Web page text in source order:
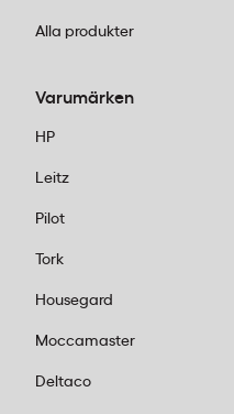
Alla produkter
Varumärken
HP
Leitz
Pilot
Tork
Housegard
Moccamaster
Deltaco